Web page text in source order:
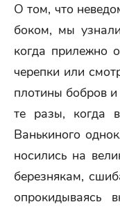
О том, что
боком, мы
когда прилежно
черепки или
плотины бобров
те разы, когда
Ванькиного
носились на
березнякам,
опрокидываясь